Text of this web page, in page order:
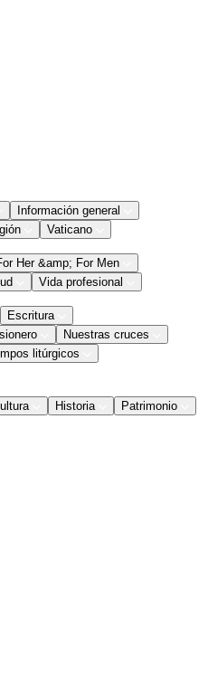
Información general
Vaticano
Her &amp; For Men
Vida profesional
Escritura
Nuestras cruces
litúrgicos
Historia
Patrimonio